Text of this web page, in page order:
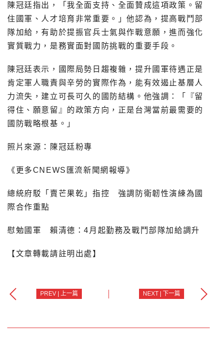
陳冠廷指出，「我全面支持、全面贊成這項政策。留
住國軍、人才培育非常重要。」他認為，提高戰鬥部
隊加給，有助於提振官兵士氣與作戰意願，進而強化
實質戰力，是務實面對國防挑戰的重要手段。
陳冠廷表示，國際局勢日趨複雜，提升國軍待遇正是
肯定軍人職責與辛勞的實際作為，能有效遏止基層人
力流失，建立可長可久的國防結構。他強調：「『留
得住、願意留』的政策方向，正是台灣當前最需要的
國防戰略根基。」
照片來源：陳冠廷粉專
《更多CNEWS匯流新聞網報導》
總統府駁「賣芒果乾」指控 強調防衛韌性演練為國
際合作重點
慰勉國軍 賴清德：4月起勤務及戰鬥部隊加給調升
【文章轉載請註明出處】
PREV | 上一篇 NEXT | 下一篇